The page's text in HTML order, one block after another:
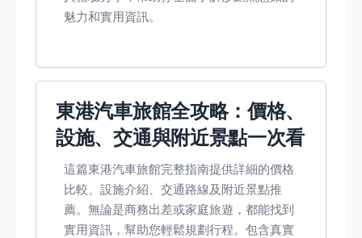
魅力和實用資訊。
東港汽車旅館全攻略：價格、
設施、交通與附近景點一次看
這篇東港汽車旅館完整指南提供詳細的價格
比較、設施介紹、交通路線及附近景點推
薦。無論是商務出差或家庭旅遊，都能找到
實用資訊，幫助您輕鬆規劃行程。包含真實